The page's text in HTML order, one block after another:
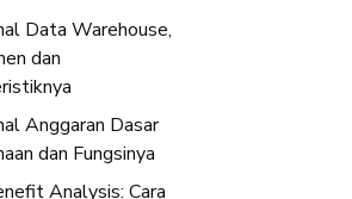
Data Warehouse,
dan
Anggaran Dasar
dan Fungsinya
Analysis: Cara